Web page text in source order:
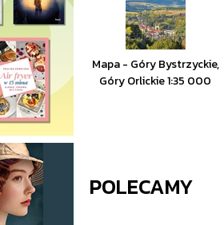
Mapa - Góry Bystrzyckie,
Góry Orlickie 1:35 000
POLECAMY